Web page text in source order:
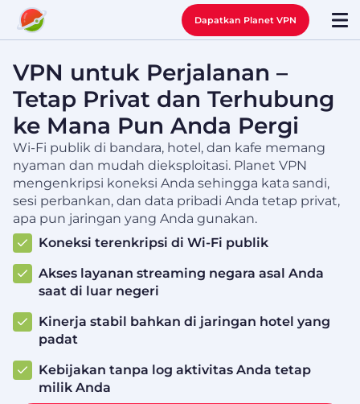
Dapatkan Planet VPN
VPN untuk Perjalanan –
Tetap Privat dan Terhubung
ke Mana Pun Anda Pergi
Wi-Fi publik di bandara, hotel, dan kafe memang
nyaman dan mudah dieksploitasi. Planet VPN
mengenkripsi koneksi Anda sehingga kata sandi,
sesi perbankan, dan data pribadi Anda tetap privat,
apa pun jaringan yang Anda gunakan.
Koneksi terenkripsi di Wi-Fi publik
Akses layanan streaming negara asal Anda
saat di luar negeri
Kinerja stabil bahkan di jaringan hotel yang
padat
Kebijakan tanpa log aktivitas Anda tetap
milik Anda